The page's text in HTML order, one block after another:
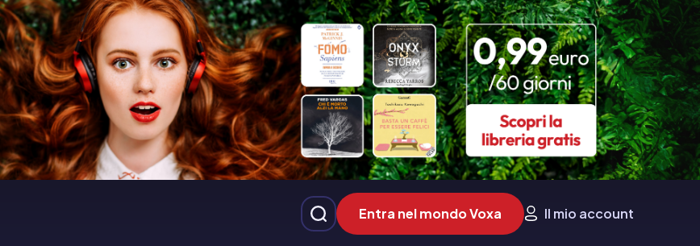
Entra nel mondo Voxa Il mio account